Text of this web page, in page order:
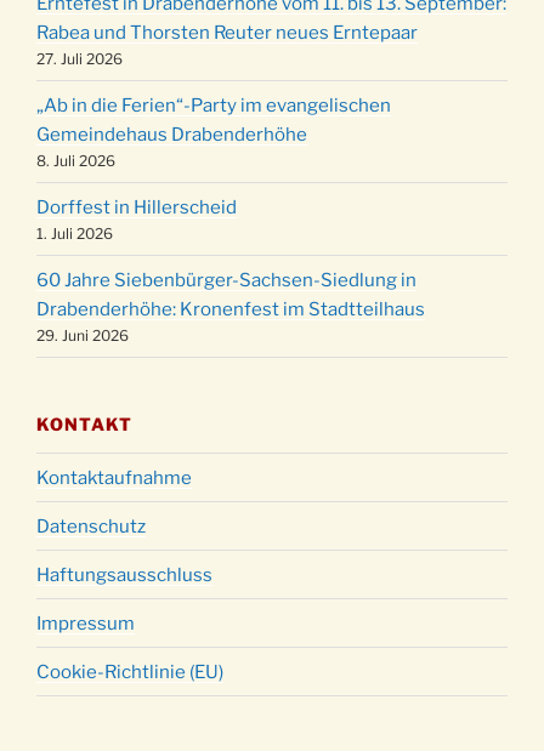
Gemeindehaus um 15:00 Uhr
24.12. Familiengottesdienst in der FeG um 16 Uhr
24.12.
Weihnachtsgottesdienst in der Kirche um
15:00 Uhr
24.12.
Weihnachtsgottesdienst in der Kirche um
18:00 Uhr
24.12.
Christmette mit der ev. Jugend in der Kirche
um 23:00 Uhr
31.12.
Gottesdienst zu Silvester in der Kirche um
18:00 Uhr
Rabea und Thorsten Reuter neues Erntepaar
27. Juli 2026
„Ab in die Ferien“-Party im evangelischen
Gemeindehaus Drabenderhöhe
8. Juli 2026
Dorffest in Hillerscheid
1. Juli 2026
60 Jahre Siebenbürger-Sachsen-Siedlung in
Drabenderhöhe: Kronenfest im Stadtteilhaus
29. Juni 2026
KONTAKT
Kontaktaufnahme
Datenschutz
Haftungsausschluss
Impressum
Cookie-Richtlinie (EU)